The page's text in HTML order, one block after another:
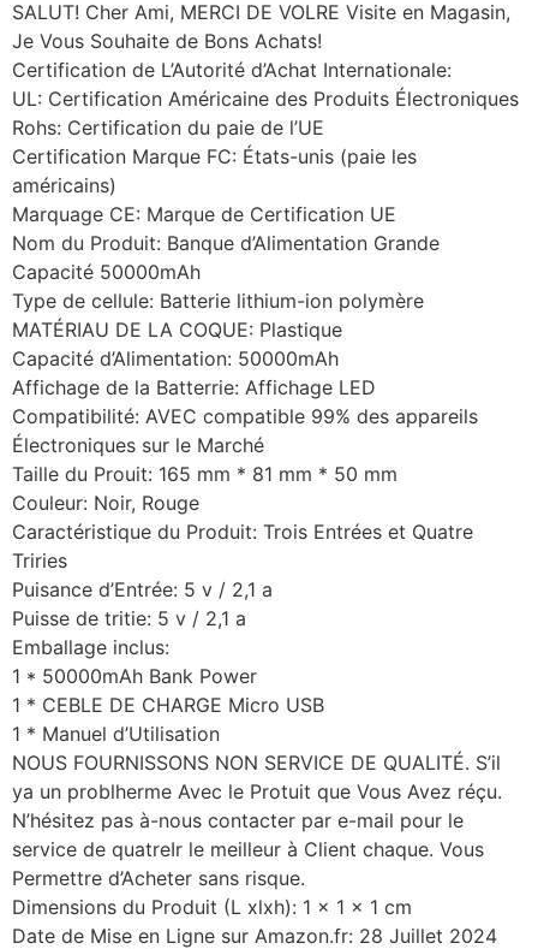
SALUT! Cher Ami, MERCI DE VOLRE Visite en Magasin,
Je Vous Souhaite de Bons Achats!
Certification de L’Autorité d’Achat Internationale:
UL: Certification Américaine des Produits Électroniques
Rohs: Certification du paie de l’UE
Certification Marque FC: États-unis (paie les
américains)
Marquage CE: Marque de Certification UE
Nom du Produit: Banque d’Alimentation Grande
Capacité 50000mAh
Type de cellule: Batterie lithium-ion polymère
MATÉRIAU DE LA COQUE: Plastique
Capacité d’Alimentation: 50000mAh
Affichage de la Batterrie: Affichage LED
Compatibilité: AVEC compatible 99% des appareils
Électroniques sur le Marché
Taille du Prouit: 165 mm * 81 mm * 50 mm
Couleur: Noir, Rouge
Caractéristique du Produit: Trois Entrées et Quatre
Triries
Puisance d’Entrée: 5 v / 2,1 a
Puisse de tritie: 5 v / 2,1 a
Emballage inclus:
1 * 50000mAh Bank Power
1 * CEBLE DE CHARGE Micro USB
1 * Manuel d’Utilisation
NOUS FOURNISSONS NON SERVICE DE QUALITÉ. S’il
ya un problherme Avec le Protuit que Vous Avez réçu.
N’hésitez pas à-nous contacter par e-mail pour le
service de quatreIr le meilleur à Client chaque. Vous
Permettre d’Acheter sans risque.
Dimensions du Produit (L xlxh): 1 x 1 x 1 cm
Date de Mise en Ligne sur Amazon.fr: 28 Juillet 2024